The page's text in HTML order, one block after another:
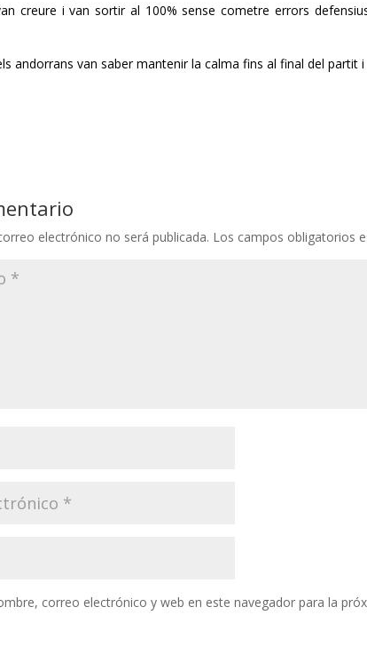
creure i van sortir al 100% sense cometre errors
andorrans van saber mantenir la calma fins al final del partit i
electrónico no será publicada. Los campos obligatorios
correo electrónico y web en este navegador para la